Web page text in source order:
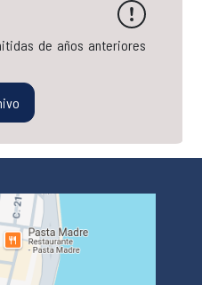
de años anteriores